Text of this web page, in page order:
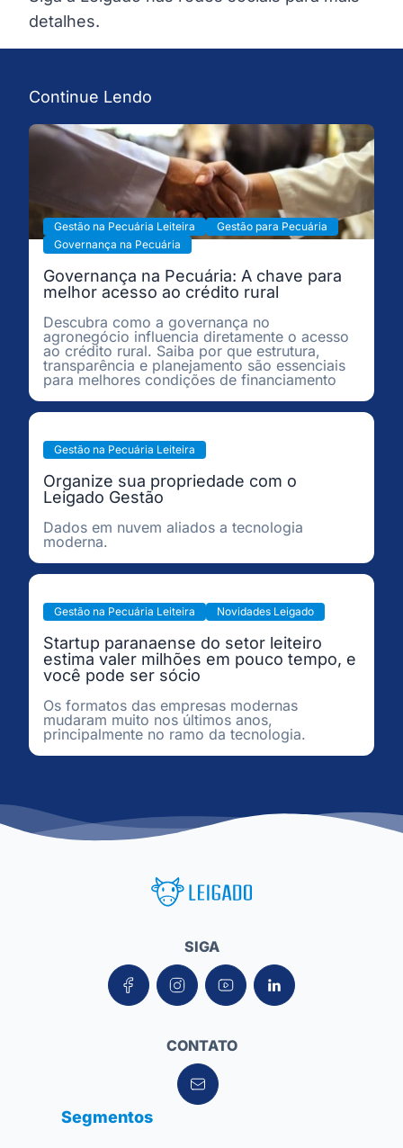
detalhes.
Continue Lendo
Gestão na Pecuária Leiteira
Gestão para Pecuária
Governança na Pecuária
Governança na Pecuária: A chave para
melhor acesso ao crédito rural
Descubra como a governança no
agronegócio influencia diretamente o acesso
ao crédito rural. Saiba por que estrutura,
transparência e planejamento são essenciais
para melhores condições de financiamento
Gestão na Pecuária Leiteira
Organize sua propriedade com o
Leigado Gestão
Dados em nuvem aliados a tecnologia
moderna.
Gestão na Pecuária Leiteira Novidades Leigado
Startup paranaense do setor leiteiro
estima valer milhões em pouco tempo, e
você pode ser sócio
Os formatos das empresas modernas
mudaram muito nos últimos anos,
principalmente no ramo da tecnologia.
Leigado Tecnologia para Pecuária
SIGA
CONTATO
Segmentos